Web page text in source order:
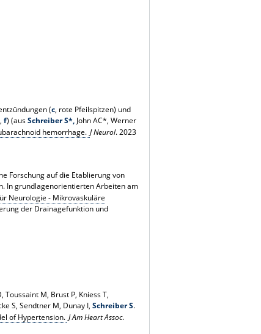
(c, rote Pfeilspitzen) und
,f) (ausSchreiber S*, John AC*, Werner
hemorrhage. J Neurol. 2023
Forschung auf die Etablierung von
In grundlagenorientierten Arbeiten am
Neurologie - Mikrovaskuläre
der Drainagefunktion und
M, Brust P, Kniess T,
S, Sendtner M, Dunay I,Schreiber S.
of Hypertension. J Am Heart Assoc.